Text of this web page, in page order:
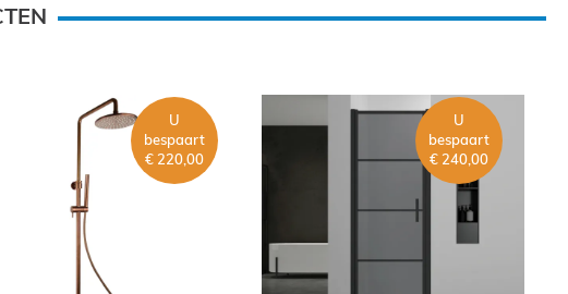
U
bespaart
€ 220,00
U
bespaart
€ 240,00